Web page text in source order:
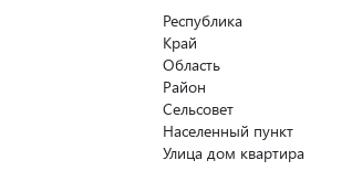
Республика
Край
Область
Район
Сельсовет
Населенный пункт
Улица дом квартира